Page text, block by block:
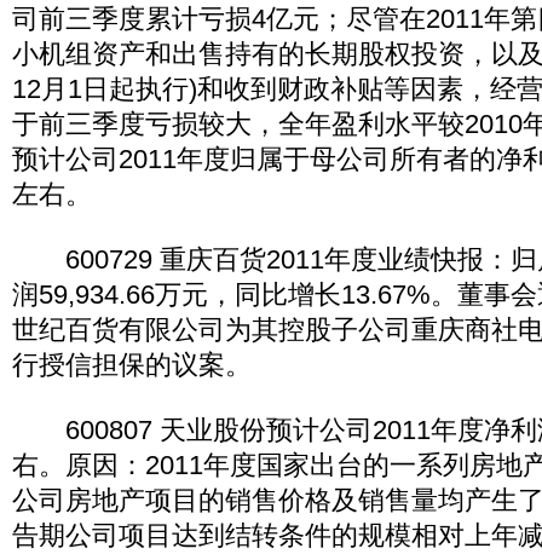
司前三季度累计亏损4亿元；尽管在2011年
小机组资产和出售持有的长期股权投资，以
12月1日起执行)和收到财政补贴等因素，经
于前三季度亏损较大，全年盈利水平较2010
预计公司2011年度归属于母公司所有者的净
左右。
600729 重庆百货2011年度业绩快报：归
润59,934.66万元，同比增长13.67%。董事
世纪百货有限公司为其控股子公司重庆商社
行授信担保的议案。
600807 天业股份预计公司2011年度净利
右。原因：2011年度国家出台的一系列房地
公司房地产项目的销售价格及销售量均产生
告期公司项目达到结转条件的规模相对上年